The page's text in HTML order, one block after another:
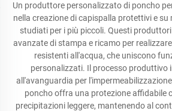
Un produttore personalizzato di poncho
nella creazione di capispalla protettivi e
studiati per i più piccoli. Questi
avanzate di stampa e ricamo per
resistenti all'acqua, che uniscono
personalizzati. Il processo produttivo
all'avanguardia per
poncho offra una protezione affidabile
precipitazioni leggere, mantenendo al